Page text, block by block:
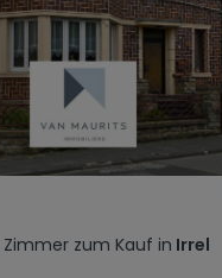
Zimmer zum Kauf in Irrel